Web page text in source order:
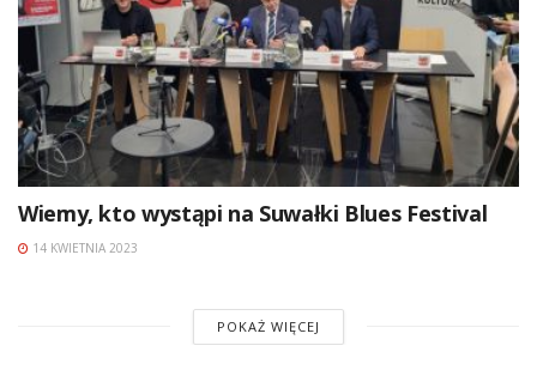
Wiemy, kto wystąpi na Suwałki Blues Festival
14 KWIETNIA 2023
POKAŻ WIĘCEJ